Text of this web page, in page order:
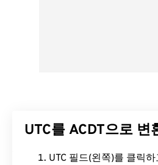
UTC를 ACDT으로 변
UTC 필드(왼쪽)를 클릭